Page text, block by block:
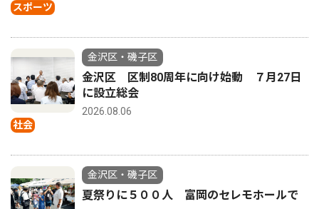
スポーツ
社会
金沢区・磯子区
金沢区 区制80周年に向け始動 ７月27日
に設立総会
2026.08.06
金沢区・磯子区
夏祭りに５００人 富岡のセレモホールで